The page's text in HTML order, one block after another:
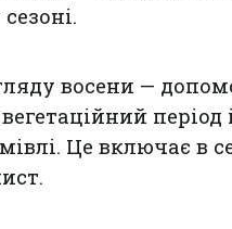
восени —
період
Це включає в